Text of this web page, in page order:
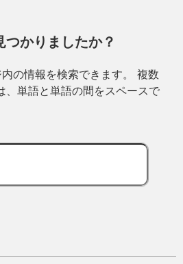
かりましたか？
の情報を検索できます。 複数
、単語と単語の間をスペースで